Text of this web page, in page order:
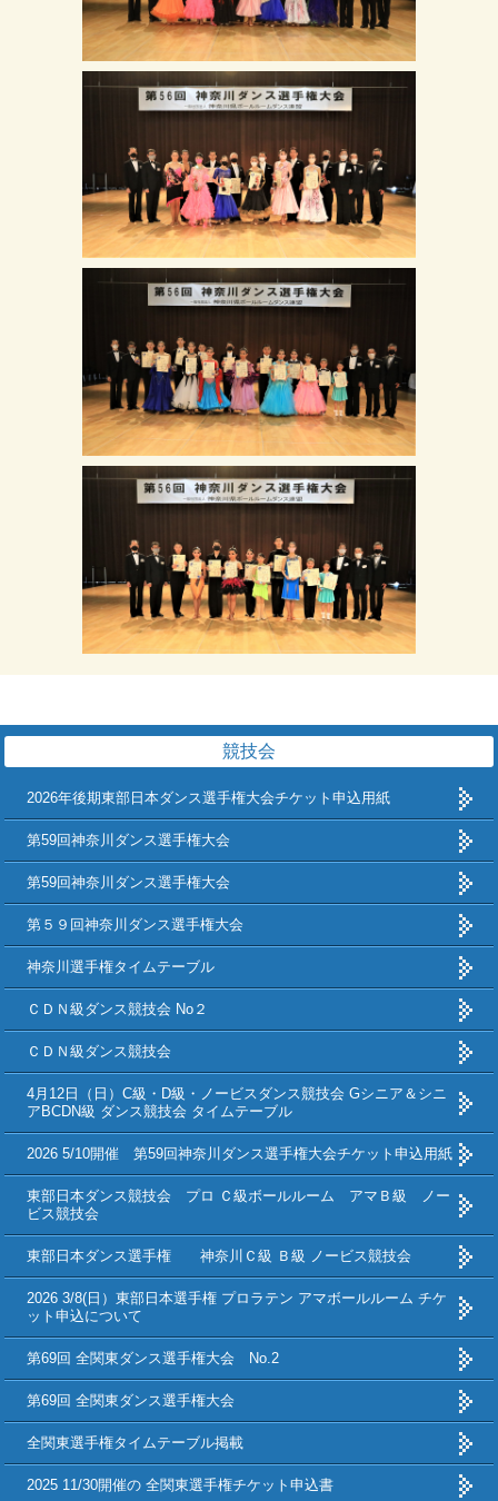
競技会
2026年後期東部日本ダンス選手権大会チケット申込用紙
第59回神奈川ダンス選手権大会
第59回神奈川ダンス選手権大会
第５９回神奈川ダンス選手権大会
神奈川選手権タイムテーブル
ＣＤＮ級ダンス競技会 No２
ＣＤＮ級ダンス競技会
4月12日（日）C級・D級・ノービスダンス競技会 Gシニア＆シニ
アBCDN級 ダンス競技会 タイムテーブル
2026 5/10開催 第59回神奈川ダンス選手権大会チケット申込用紙
東部日本ダンス競技会 プロ Ｃ級ボールルーム アマＢ級 ノー
ビス競技会
東部日本ダンス選手権 神奈川Ｃ級 Ｂ級 ノービス競技会
2026 3/8(日）東部日本選手権 プロラテン アマボールルーム チケ
ット申込について
第69回 全関東ダンス選手権大会 No.2
第69回 全関東ダンス選手権大会
全関東選手権タイムテーブル掲載
2025 11/30開催の 全関東選手権チケット申込書